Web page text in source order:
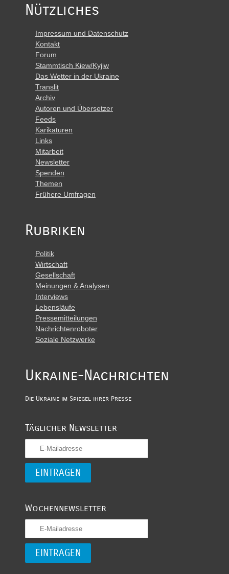
Nützliches
Impressum und Datenschutz
Kontakt
Forum
Stammtisch Kiew/Kyjiw
Das Wetter in der Ukraine
Translit
Archiv
Autoren und Übersetzer
Feeds
Karikaturen
Links
Mitarbeit
Newsletter
Spenden
Themen
Frühere Umfragen
Rubriken
Politik
Wirtschaft
Gesellschaft
Meinungen & Analysen
Interviews
Lebensläufe
Pressemitteilungen
Nachrichtenroboter
Soziale Netzwerke
Ukraine-Nachrichten
Die Ukraine im Spiegel ihrer Presse
Täglicher Newsletter
Wochennewsletter